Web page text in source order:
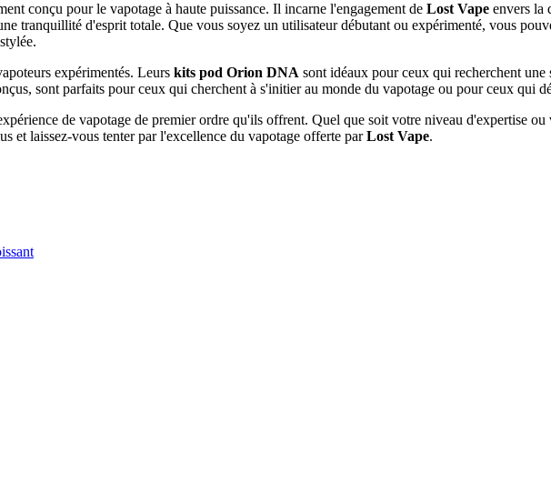
conçu pour le vapotage à haute puissance. Il incarne l'engagement de Lost Vape envers la
tranquillité d'esprit totale. Que vous soyez un utilisateur débutant ou expérimenté, vous
stylée.
expérimentés. Leurs kits pod Orion DNA sont idéaux pour ceux qui recherchent
sont parfaits pour ceux qui cherchent à s'initier au monde du vapotage ou pour ceux qui
de vapotage de premier ordre qu'ils offrent. Quel que soit votre niveau d'expertise ou
et laissez-vous tenter par l'excellence du vapotage offerte parLost Vape.